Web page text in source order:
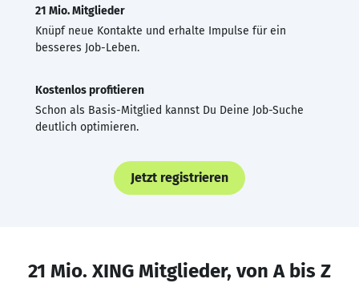
21 Mio. Mitglieder
Knüpf neue Kontakte und erhalte Impulse für ein
besseres Job-Leben.
Kostenlos profitieren
Schon als Basis-Mitglied kannst Du Deine Job-Suche
deutlich optimieren.
Jetzt registrieren
21 Mio. XING Mitglieder, von A bis Z